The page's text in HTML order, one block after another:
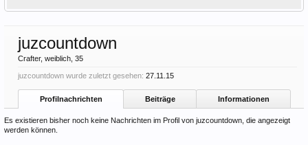
juzcountdown
Crafter, weiblich, 35
juzcountdown wurde zuletzt gesehen: 27.11.15
Profilnachrichten Beiträge Informationen
Es existieren bisher noch keine Nachrichten im Profil von juzcountdown, die angezeigt
werden können.